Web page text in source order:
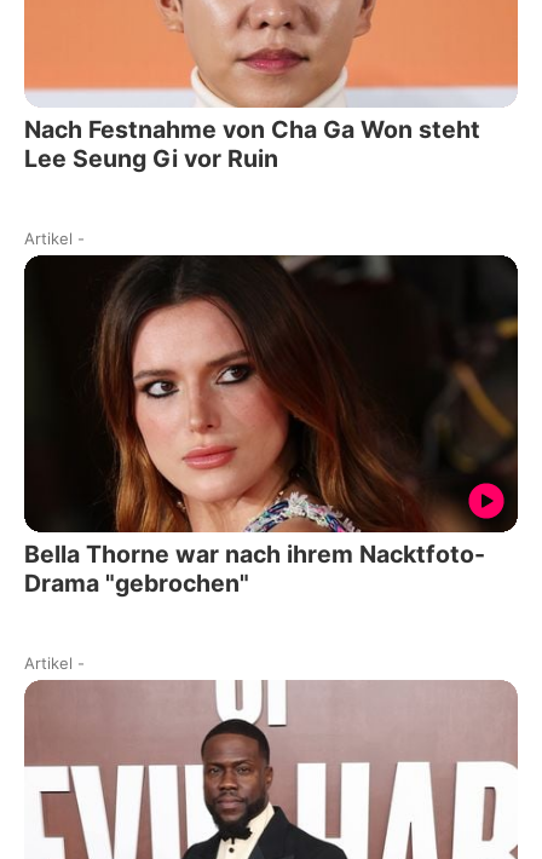
Nach Festnahme von Cha Ga Won steht
Lee Seung Gi vor Ruin
Artikel -
Bella Thorne war nach ihrem Nacktfoto-
Drama "gebrochen"
Artikel -